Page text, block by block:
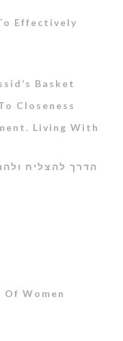
Effectively
Basket
Closeness
Living With
הדרך להצליח
Women